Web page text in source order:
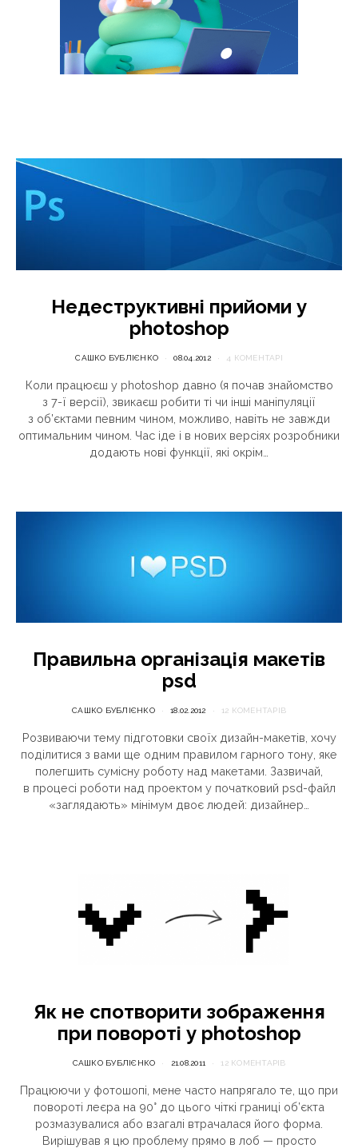
Недеструктивні прийоми у
photoshop
САШКО БУБЛІЄНКО 08.04.2012 4 КОМЕНТАРІ
Коли працюєш у photoshop давно (я почав знайомство
з 7-ї версії), звикаєш робити ті чи інші маніпуляції
з об’єктами певним чином, можливо, навіть не завжди
оптимальним чином. Час іде і в нових версіях розробники
додають нові функції, які окрім…
Правильна організація макетів
psd
САШКО БУБЛІЄНКО 18.02.2012 12 КОМЕНТАРІВ
Розвиваючи тему підготовки своїх дизайн-макетів, хочу
поділитися з вами ще одним правилом гарного тону, яке
полегшить сумісну роботу над макетами. Зазвичай,
в процесі роботи над проектом у початковий psd-файл
«заглядають» мінімум двоє людей: дизайнер…
Як не спотворити зображення
при повороті у photoshop
САШКО БУБЛІЄНКО 21.08.2011 12 КОМЕНТАРІВ
Працюючи у фотошопі, мене часто напрягало те, що при
повороті леєра на 90° до цього чіткі границі об’єкта
розмазувалися або взагалі втрачалася його форма.
Вирішував я цю проблему прямо в лоб — просто